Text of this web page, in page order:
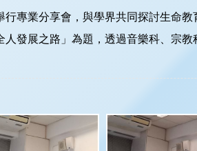
專業分享會，與學界共同探討生命
發展之路」為題，透過音樂科、宗